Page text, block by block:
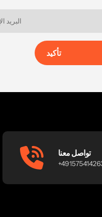
تأكيد
تواصل معنا